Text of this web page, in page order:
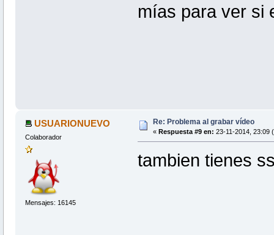
mías para ver si
USUARIONUEVO
Colaborador
Mensajes: 16145
Re: Problema al grabar vídeo
« Respuesta #9 en: 23-11-2014, 23:09
tambien tienes